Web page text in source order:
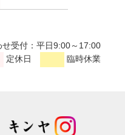
せ受付：平日9:00～17:00
定休日
臨時休業